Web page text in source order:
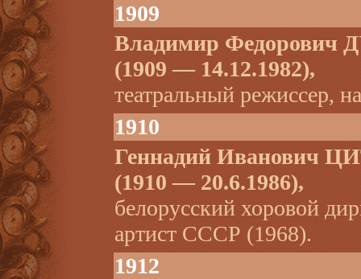
1909
Владимир Федорович
(1909 — 14.12.1982),
театральный режиссер,
1910
Геннадий Иванович
(1910 — 20.6.1986),
белорусский хоровой
артист СССР (1968).
1912